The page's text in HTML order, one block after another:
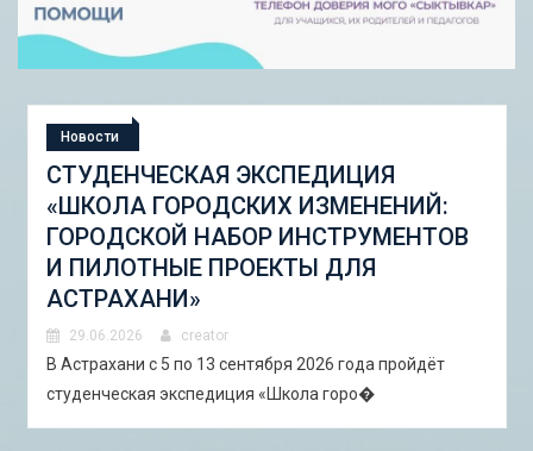
Новости
НЕДЕЛЯ ПРОФИЛАКТИКИ
УПОТРЕБЛЕНИЯ НАРКОТИЧЕСКИХ
СРЕДСТВ
23.06.2026 creator
Наркотические вещества разрушают не только
здоровье, но и жизнь человека в целом